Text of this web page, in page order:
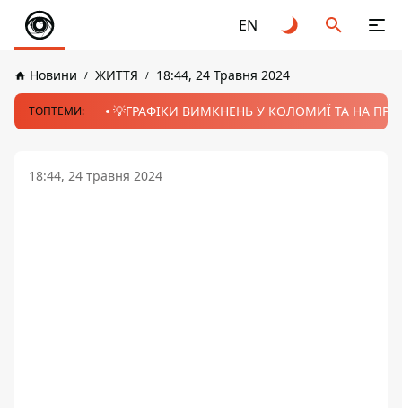
EN
Новини ЖИТТЯ 18:44, 24 Травня 2024
ТОПТЕМИ: 💡ГРАФІКИ ВИМКНЕНЬ У КОЛОМИЇ ТА НА
18:44, 24 травня 2024